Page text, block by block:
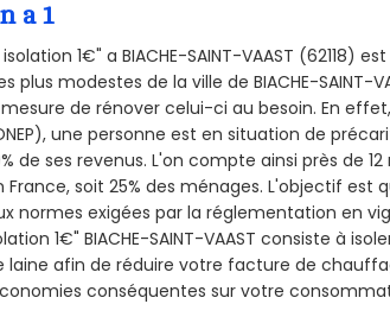
a 1
1€" a BIACHE-SAINT-VAAST (62118)
plus modestes de la ville de BIACHE-SAINT-
de rénover celui-ci au besoin. En
une personne est en situation de
de ses revenus. L'on compte ainsi près de
soit 25% des ménages.L'objectif est
normes exigées par la réglementation en
1€" BIACHE-SAINT-VAAST consiste à
laine afin de réduire votre facture de
conséquentes sur votre